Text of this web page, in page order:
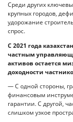
Среди других
крупных городов,
удорожание
спрос.
С 2021 года
частным
активов остается
доходности
— С одной стороны,
финансовым
гарантии. С другой,
слишком узкое